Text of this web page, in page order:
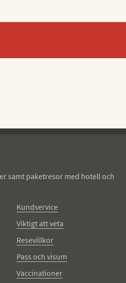
samt paketresor med hotell och
Kundservice
Viktigt att veta
Resevillkor
Pass och visum
Vaccinationer